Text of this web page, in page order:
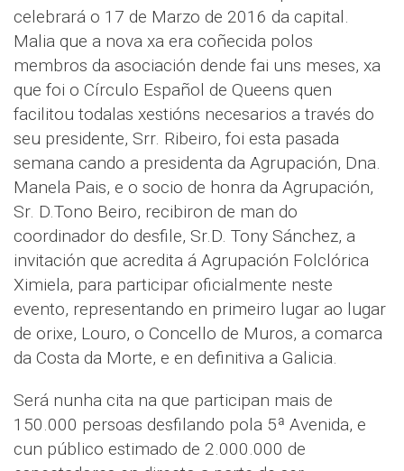
celebrará o 17 de Marzo de 2016 da capital.
Malia que a nova xa era coñecida polos
membros da asociación dende fai uns meses, xa
que foi o Círculo Español de Queens quen
facilitou todalas xestións necesarios a través do
seu presidente, Srr. Ribeiro, foi esta pasada
semana cando a presidenta da Agrupación, Dna.
Manela Pais, e o socio de honra da Agrupación,
Sr. D.Tono Beiro, recibiron de man do
coordinador do desfile, Sr.D. Tony Sánchez, a
invitación que acredita á Agrupación Folclórica
Ximiela, para participar oficialmente neste
evento, representando en primeiro lugar ao lugar
de orixe, Louro, o Concello de Muros, a comarca
da Costa da Morte, e en definitiva a Galicia.
Será nunha cita na que participan mais de
150.000 persoas desfilando pola 5ª Avenida, e
cun público estimado de 2.000.000 de